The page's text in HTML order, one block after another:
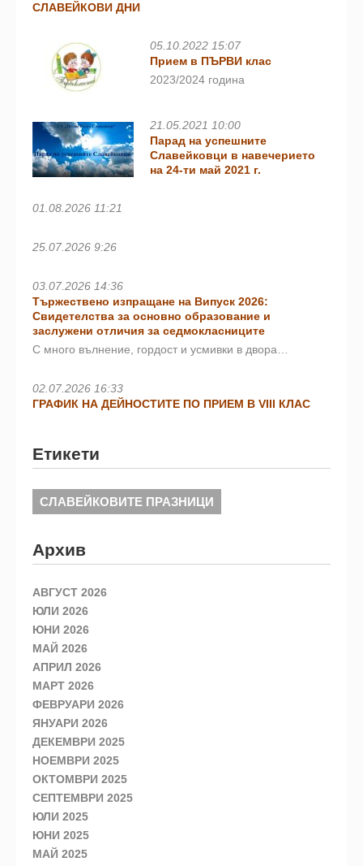
СЛАВЕЙКОВИ ДНИ
05.10.2022 15:07
Прием в ПЪРВИ клас
2023/2024 година
21.05.2021 10:00
Парад на успешните
Славейковци в навечерието
на 24-ти май 2021 г.
01.08.2026 11:21
25.07.2026 9:26
03.07.2026 14:36
Тържествено изпращане на Випуск 2026:
Свидетелства за основно образование и
заслужени отличия за седмокласниците
С много вълнение, гордост и усмивки в двора…
02.07.2026 16:33
ГРАФИК НА ДЕЙНОСТИТЕ ПО ПРИЕМ В VIII КЛАС
Етикети
СЛАВЕЙКОВИТЕ ПРАЗНИЦИ
Архив
АВГУСТ 2026
ЮЛИ 2026
ЮНИ 2026
МАЙ 2026
АПРИЛ 2026
МАРТ 2026
ФЕВРУАРИ 2026
ЯНУАРИ 2026
ДЕКЕМВРИ 2025
НОЕМВРИ 2025
ОКТОМВРИ 2025
СЕПТЕМВРИ 2025
ЮЛИ 2025
ЮНИ 2025
МАЙ 2025